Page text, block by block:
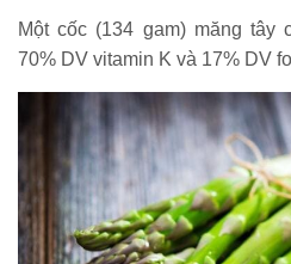
Một cốc (134 gam) măng tây
70% DV vitamin K và 17% DV